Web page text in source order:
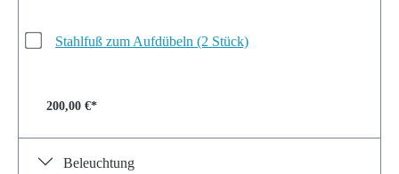
Stahlfuß zum Aufdübeln (2 Stück)
200,00 €*
Beleuchtung